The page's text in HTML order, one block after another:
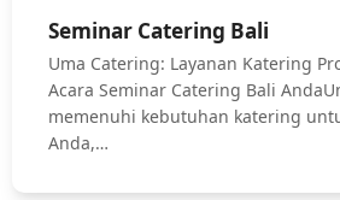
Seminar Catering Bali
Uma Catering: Layanan Katering
Acara Seminar Catering Bali
memenuhi kebutuhan katering
Anda,…